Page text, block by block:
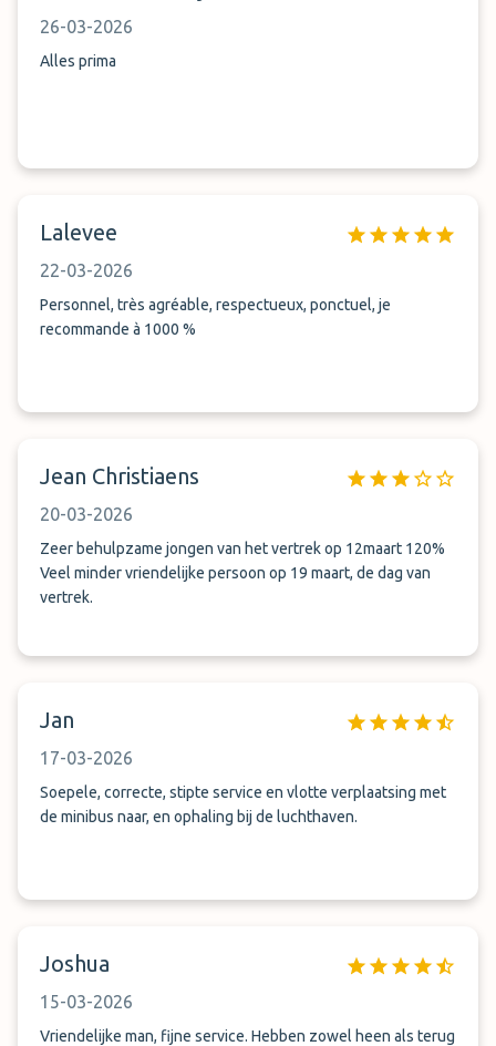
26-03-2026
Alles prima
Lalevee
22-03-2026
Personnel, très agréable, respectueux, ponctuel, je
recommande à 1000 %
Jean Christiaens
20-03-2026
Zeer behulpzame jongen van het vertrek op 12maart 120%
Veel minder vriendelijke persoon op 19 maart, de dag van
vertrek.
Jan
17-03-2026
Soepele, correcte, stipte service en vlotte verplaatsing met
de minibus naar, en ophaling bij de luchthaven.
Joshua
15-03-2026
Vriendelijke man, fijne service. Hebben zowel heen als terug